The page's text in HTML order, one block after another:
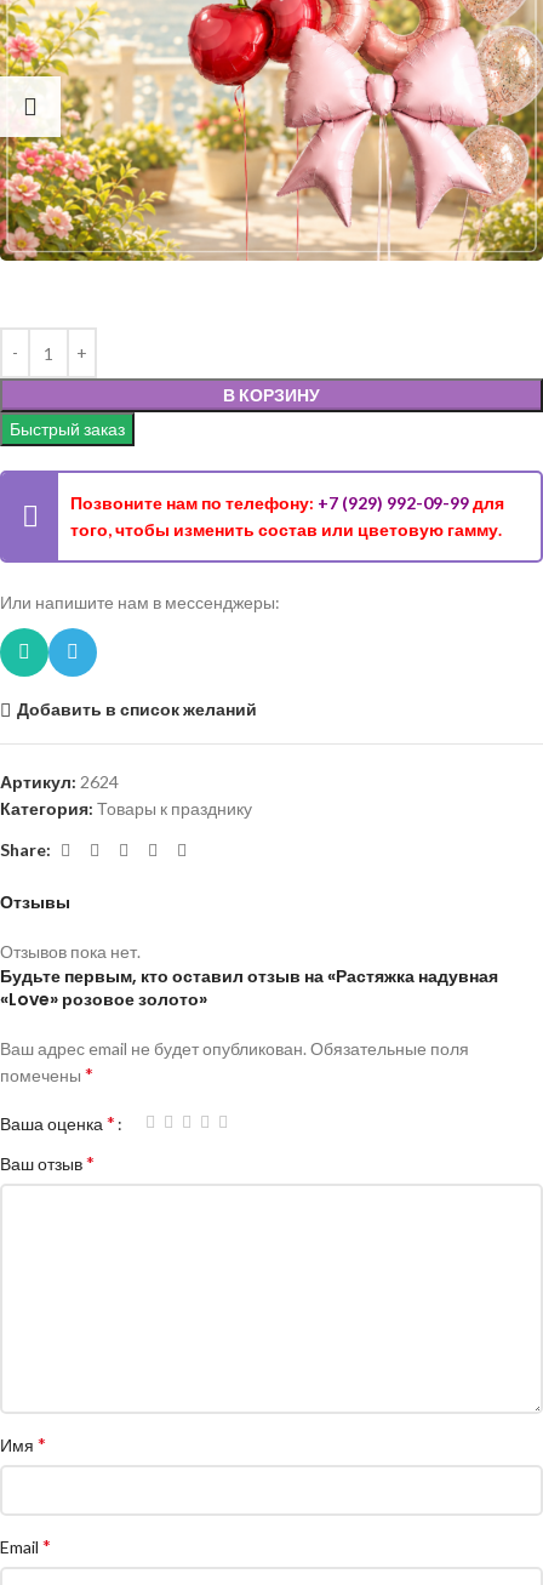
В КОРЗИНУ
Быстрый заказ
Позвоните нам по телефону: +7 (929) 992-09-99для
того, чтобы изменить состав или цветовую гамму.
Или напишите нам в мессенджеры:
Добавить в список желаний
Артикул: 2624
Категория: Товары к празднику
Share:
Отзывы
Отзывов пока нет.
Будьте первым, кто оставил отзыв на «Растяжка надувная
«Love» розовое золото»
Ваш адрес email не будет опубликован. Обязательные поля
помечены *
Ваша оценка *
Ваш отзыв*
Имя *
Email *